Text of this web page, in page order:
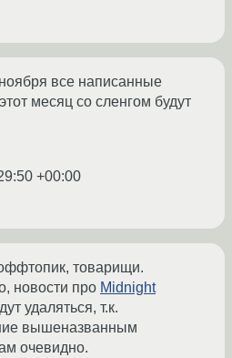
все написанные
месяц со сленгом будут
+00:00
товарищи.
новости про Midnight
удаляться, т.к.
вышеназванным
очевидно.